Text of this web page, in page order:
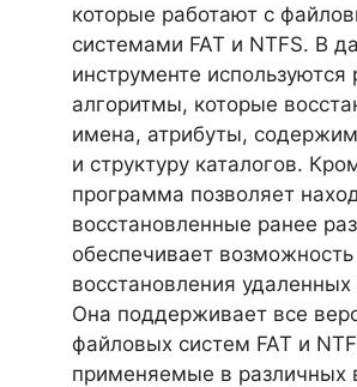
которые работают с
системами FAT и NTFS. В
инструменте используются
алгоритмы, которые
имена, атрибуты,
и структуру каталогов.
программа позволяет
восстановленные ранее
обеспечивает возможность
восстановления
Она поддерживает все
файловых систем FAT и
применяемые в различных